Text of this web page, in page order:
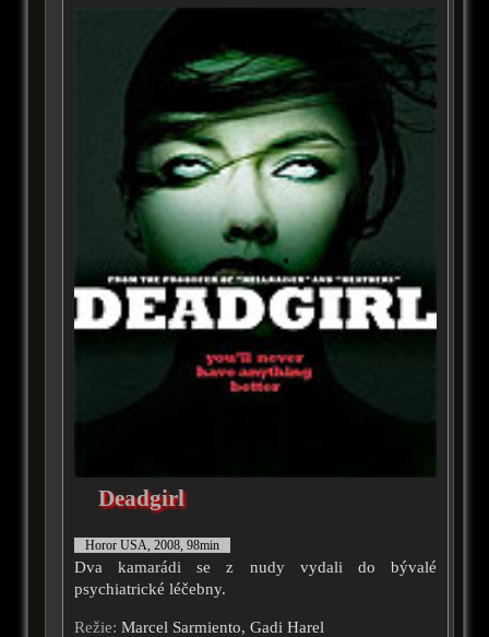
Deadgirl
Horor USA, 2008, 98min
Dva kamarádi se z nudy vydali do bývalé
psychiatrické léčebny.
Režie: Marcel Sarmiento, Gadi Harel